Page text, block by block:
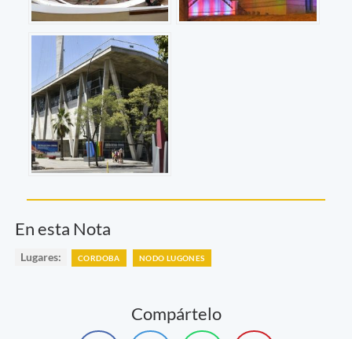
En esta Nota
Lugares: CORDOBA NODO LUGONES
Compártelo